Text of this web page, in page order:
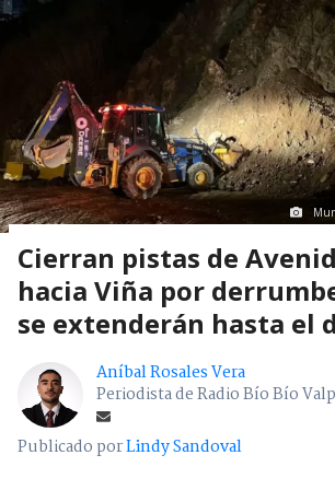
Cierran pistas de
hacia Viña por
se extenderán hasta el
Aníbal Rosales Vera
Periodista de Radio Bío Bío
Publicado porLindy Sandoval